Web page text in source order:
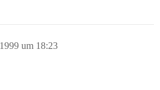
um 18:23